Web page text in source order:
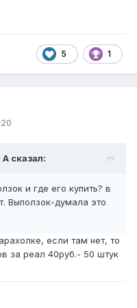
5 1
А сказал:
и где его купить? в
Выползок-думала это
если там нет, то
за реал 40руб.- 50 штук